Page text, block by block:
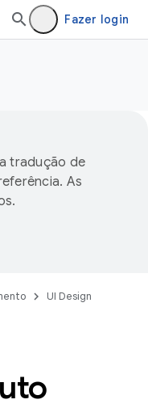
Fazer login
tradução de
As
UI Design